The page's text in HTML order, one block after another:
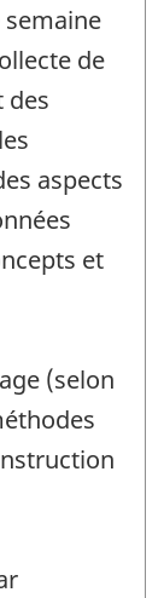
de
des
aspects
et
(selon